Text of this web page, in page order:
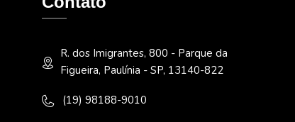
R. dos Imigrantes, 800 - Parque da
Figueira, Paulínia - SP, 13140-822
(19) 98188-9010